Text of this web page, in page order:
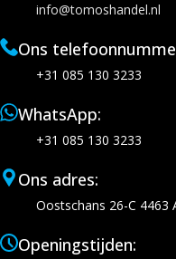
info@tomoshandel.nl
Ons
+31 085 130 3233
WhatsApp:
+31 085 130 3233
Ons adres:
Oostschans 26-C 4463
Openingstijden: